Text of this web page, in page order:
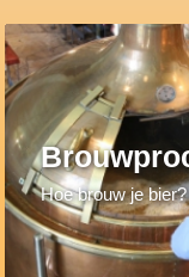
Hoe brouw je bier?